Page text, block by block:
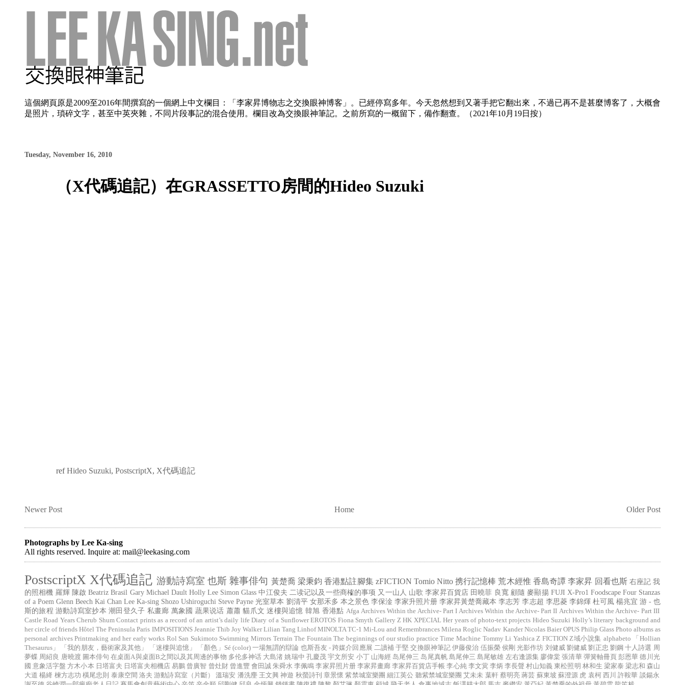
這個網頁原是2009至2016年間撰寫的一個網上中文欄目：「李家昇博物志之交換眼神博客」。已經停寫多年。今天忽然想到又著手把它翻出來，不過已再不是甚麼博客了，大概會
是照片，瑣碎文字，甚至中英夾雜，不同片段事記的混合使用。欄目改為交換眼神筆記。之前所寫的一概留下，備作翻查。（2021年10月19日按）
Tuesday, November 16, 2010
（X代碼追記）在GRASSETTO房間的Hideo Suzuki
refHideo Suzuki,PostscriptX, X代碼追記
Newer Post Older Post
Home
Photographs by Lee Ka-sing
All rights reserved. Inquire at: mail@leekasing.com
PostscriptX X代碼追記 游動詩寫室 也斯 雜事俳句 黃楚喬 梁秉鈞 香港點註腳集 zFICTION Tomio Nitto 携行記憶棒 荒木經惟 香島奇譚 李家昇 回看也斯 右座記 我
的照相機 羅輝 陳啟 Beatriz Brasil Gary Michael Dault Holly Lee Simon Glass 中江俊夫 二读记以及一些商榷的事项 又一山人 山歌 李家昇百貨店 田曉菲 良寬 顧隨 麥顯揚 FUJI X-Pro1 Foodscape Four Stanzas
of a Poem Glenn Beech Kai Chan Lee Ka-sing Shozo Ushiroguchi Steve Payne 光室草本 劉清平 女那禾多 本之景色 李保淦 李家升照片册 李家昇黃楚喬藏本 李志芳 李志超 李思菱 李錦煇 杜可風 楊兆宜 游 - 也
斯的旅程 游動詩寫室抄本 潮田登久子 私畫廊 萬象國 蔬果说话 蕭蕭 貓爪文 迷樓與追憶 韓旭 香港點 Afga Archives Within the Archive- Part I Archives Within the Archive- Part II Archives Within the Archive- Part III
Castle Road Years Cherub Shum Contact prints as a record of an artist’s daily life Diary of a Sunflower EROTOS Fiona Smyth Gallery Z HK XPECIAL Her years of photo-text projects Hideo Suzuki Holly’s literary background and
her circle of friends Hôtel The Peninsula Paris IMPOSITIONS Jeannie Thib Joy Walker Lilian Tang Linhof MINOLTA TC-1 Mi-Lou and Remembrances Milena Roglic Nadav Kander Nicolas Baier OPUS Philip Glass Photo albums as
personal archives Printmaking and her early works Rol San Sukimoto Swimming Mirrors Terrain The Fountain The beginnings of our studio practice Time Machine Tommy Li Yashica Z FICTION Z域小說集 alphabeto
「Hollian
Thesaurus」
「我的朋友，藝術家及其他」 「迷樓與追憶」 「顏色」Sé (color) 一場無謂的辯論 也斯吾友 - 跨媒介回應展 二讀補 于堅 交換眼神筆記 伊藤俊治 伍振榮 侯剛 光影作坊 刘健威 劉健威 劉正忠 劉鋼 十人詩選 周
夢蝶 周紹良 唐曉渡 圖本俳句 在桌面A與桌面B之間以及其周邊的事物 多伦多神话 大島渚 姚瑞中 孔慶茂 宇文所安 小丁 山海經 岛尾伸三 岛尾真帆 島尾伸三 島尾敏雄 左右逢源集 廖偉棠 張清華 彈簧軸冊頁 彭恩華 德川光
國 意象活字盤 方木小本 日塔富夫 日塔富夫相機店 易鵬 曾廣智 曾灶財 曾進豐 會田誠 朱舜水 李佩鳴 李家昇照片册 李家昇畫廊 李家昇百貨店手帳 李心純 李文蓂 李炳 李長聲 村山知義 東松照明 林和生 梁家泰 梁志和 森山
大道 楊絳 楝方志功 橫尾忠則 泰康空間 洛夫 游動詩寫室（片斷） 溫瑞安 潘洗麈 王文興 神遊 秋螢詩刊 章景懷 紫禁城室樂團 細江英公 聽紫禁城室樂團 艾未未 葉軒 蔡明亮 蔣芸 蘇東坡 蘇澄源 虎 袁柯 西川 許鞍華 談鍚永